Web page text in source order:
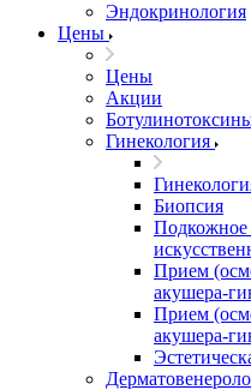
Эндокринология
Цены
Цены
Акции
Гинекология
Биопсия
Подкожное
Прием
акушера-
Прием
акушера-